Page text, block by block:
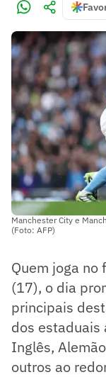
Manchester City e
(Foto: AFP)
Quem joga no
(17), o dia
principais
dos estaduais
Inglês,
outros ao